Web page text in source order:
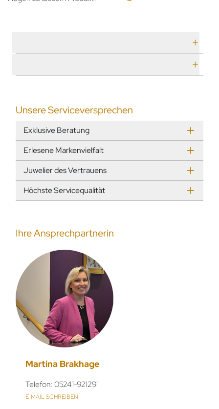
Ihre Ansprechpartnerin
Martina Brakhage
Telefon: 05241-921291
E-MAIL SCHREIBEN
Unsere Serviceversprechen
Exklusive Beratung
Erlesene Markenvielfalt
Juwelier des Vertrauens
Höchste Servicequalität